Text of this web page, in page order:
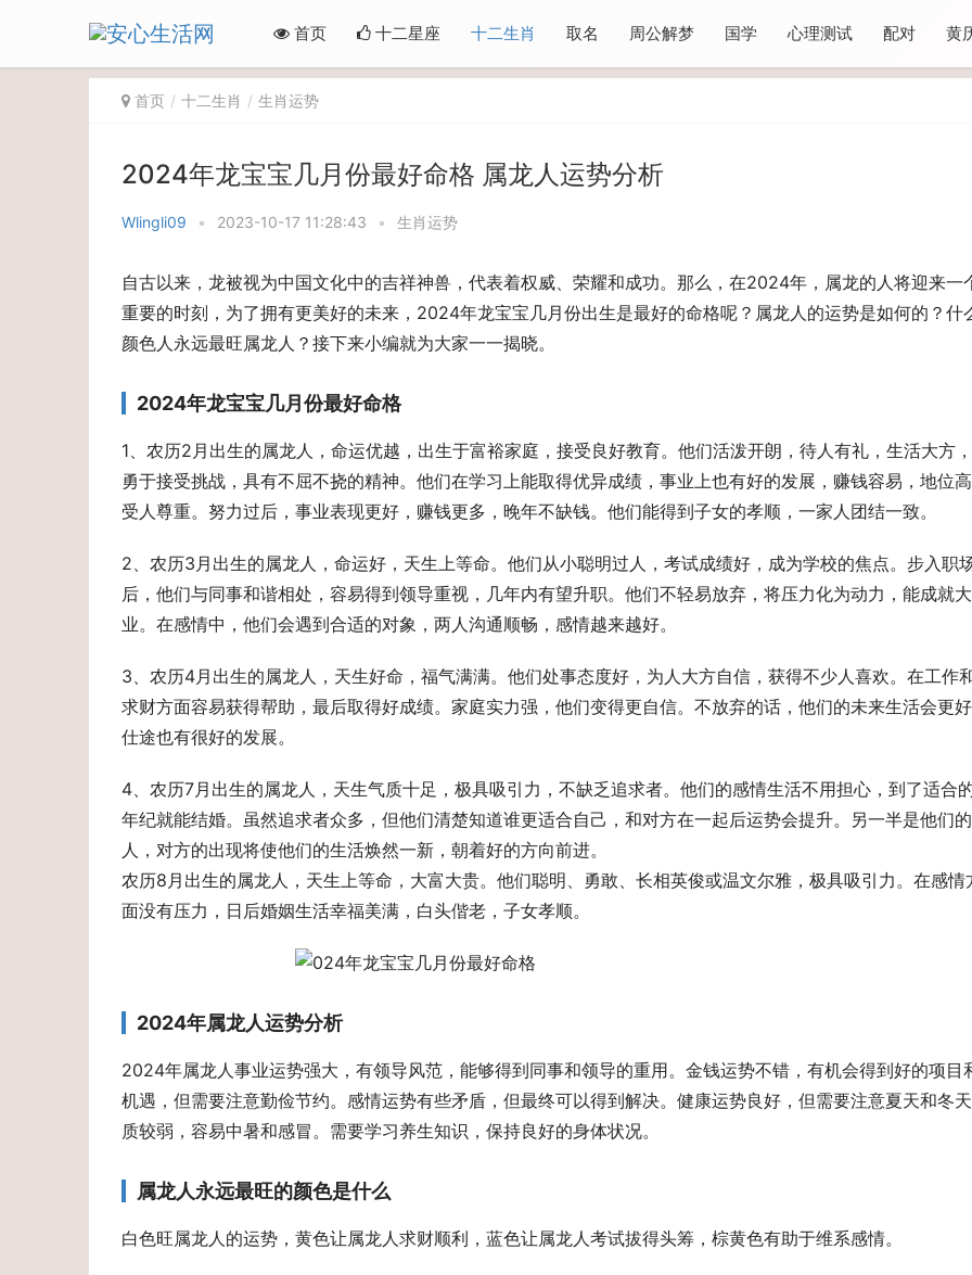
首页 十二星座 十二生肖 取名 周公解梦 国学 心理测试 配对 黄
首页 十二生肖 生肖运势
2024年龙宝宝几月份最好命格 属龙人运势分析
Wlingli09 • 2023-10-17 11:28:43 • 生肖运势
自古以来，龙被视为中国文化中的吉祥神兽，代表着权威、荣耀和成功。那么，在2024年，属龙的人将迎来一
重要的时刻，为了拥有更美好的未来，2024年龙宝宝几月份出生是最好的命格呢？属龙人的运势是如何的？什
颜色人永远最旺属龙人？接下来小编就为大家一一揭晓。
2024年龙宝宝几月份最好命格
1、农历2月出生的属龙人，命运优越，出生于富裕家庭，接受良好教育。他们活泼开朗，待人有礼，生活大方，
勇于接受挑战，具有不屈不挠的精神。他们在学习上能取得优异成绩，事业上也有好的发展，赚钱容易，地位
受人尊重。努力过后，事业表现更好，赚钱更多，晚年不缺钱。他们能得到子女的孝顺，一家人团结一致。
2、农历3月出生的属龙人，命运好，天生上等命。他们从小聪明过人，考试成绩好，成为学校的焦点。步入职
后，他们与同事和谐相处，容易得到领导重视，几年内有望升职。他们不轻易放弃，将压力化为动力，能成就
业。在感情中，他们会遇到合适的对象，两人沟通顺畅，感情越来越好。
3、农历4月出生的属龙人，天生好命，福气满满。他们处事态度好，为人大方自信，获得不少人喜欢。在工作
求财方面容易获得帮助，最后取得好成绩。家庭实力强，他们变得更自信。不放弃的话，他们的未来生活会更
仕途也有很好的发展。
4、农历7月出生的属龙人，天生气质十足，极具吸引力，不缺乏追求者。他们的感情生活不用担心，到了适合
年纪就能结婚。虽然追求者众多，但他们清楚知道谁更适合自己，和对方在一起后运势会提升。另一半是他们
人，对方的出现将使他们的生活焕然一新，朝着好的方向前进。
农历8月出生的属龙人，天生上等命，大富大贵。他们聪明、勇敢、长相英俊或温文尔雅，极具吸引力。在感情
面没有压力，日后婚姻生活幸福美满，白头偕老，子女孝顺。
2024年属龙人运势分析
2024年属龙人事业运势强大，有领导风范，能够得到同事和领导的重用。金钱运势不错，有机会得到好的项目
机遇，但需要注意勤俭节约。感情运势有些矛盾，但最终可以得到解决。健康运势良好，但需要注意夏天和冬
质较弱，容易中暑和感冒。需要学习养生知识，保持良好的身体状况。
属龙人永远最旺的颜色是什么
白色旺属龙人的运势，黄色让属龙人求财顺利，蓝色让属龙人考试拔得头筹，棕黄色有助于维系感情。